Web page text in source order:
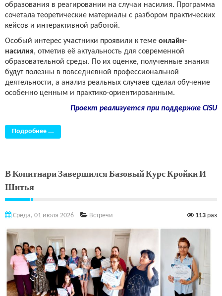
образования в реагировании на случаи насилия. Программа
сочетала теоретические материалы с разбором практических
кейсов и интерактивной работой.
Особый интерес участники проявили к теме онлайн-
насилия, отметив её актуальность для современной
образовательной среды. По их оценке, полученные знания
будут полезны в повседневной профессиональной
деятельности, а анализ реальных случаев сделал обучение
особенно ценным и практико-ориентированным.
Проект реализуется при поддержке CISU
Подробнее ...
В Копитнари Завершился Базовый Курс Кройки И
Шитья
Среда, 01 июля 2026 Встречи 113 раз